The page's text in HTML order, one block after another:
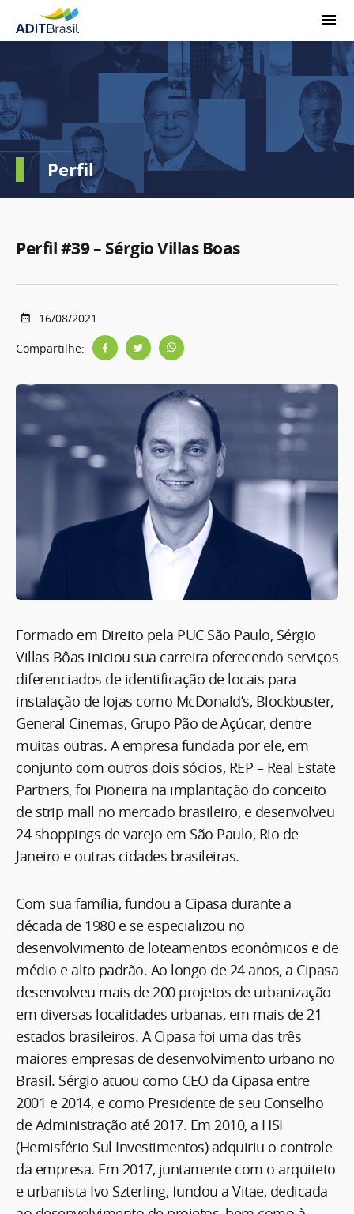
Perfil
Perfil #39 – Sérgio Villas Boas
16/08/2021
Compartilhe:
Formado em Direito pela PUC São Paulo, Sérgio
Villas Bôas iniciou sua carreira oferecendo serviços
diferenciados de identificação de locais para
instalação de lojas como McDonald’s, Blockbuster,
General Cinemas, Grupo Pão de Açúcar, dentre
muitas outras. A empresa fundada por ele, em
conjunto com outros dois sócios, REP – Real Estate
Partners, foi Pioneira na implantação do conceito
de strip mall no mercado brasileiro, e desenvolveu
24 shoppings de varejo em São Paulo, Rio de
Janeiro e outras cidades brasileiras.
Com sua família, fundou a Cipasa durante a
década de 1980 e se especializou no
desenvolvimento de loteamentos econômicos e de
médio e alto padrão. Ao longo de 24 anos, a Cipasa
desenvolveu mais de 200 projetos de urbanização
em diversas localidades urbanas, em mais de 21
estados brasileiros. A Cipasa foi uma das três
maiores empresas de desenvolvimento urbano no
Brasil. Sérgio atuou como CEO da Cipasa entre
2001 e 2014, e como Presidente de seu Conselho
de Administração até 2017. Em 2010, a HSI
(Hemisfério Sul Investimentos) adquiriu o controle
da empresa. Em 2017, juntamente com o arquiteto
e urbanista Ivo Szterling, fundou a Vitae, dedicada